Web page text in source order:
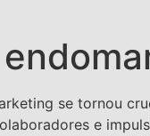
se tornou
e